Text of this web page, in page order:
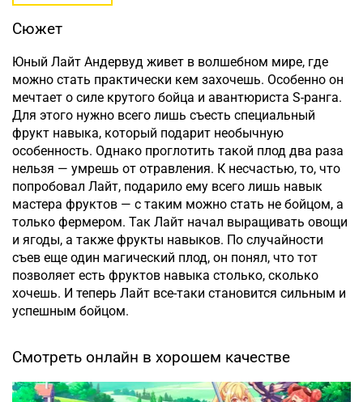
Сюжет
Юный Лайт Андервуд живет в волшебном мире, где
можно стать практически кем захочешь. Особенно он
мечтает о силе крутого бойца и авантюриста S-ранга.
Для этого нужно всего лишь съесть специальный
фрукт навыка, который подарит необычную
особенность. Однако проглотить такой плод два раза
нельзя — умрешь от отравления. К несчастью, то, что
попробовал Лайт, подарило ему всего лишь навык
мастера фруктов — с таким можно стать не бойцом, а
только фермером. Так Лайт начал выращивать овощи
и ягоды, а также фрукты навыков. По случайности
съев еще один магический плод, он понял, что тот
позволяет есть фруктов навыка столько, сколько
хочешь. И теперь Лайт все-таки становится сильным и
успешным бойцом.
Смотреть онлайн в хорошем качестве